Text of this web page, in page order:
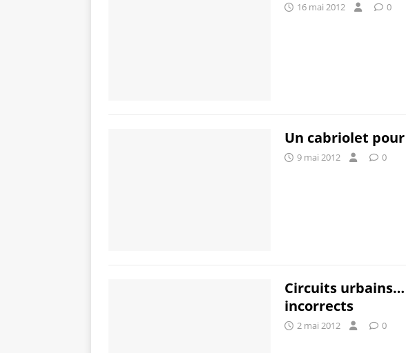
16 mai 2012 0
Un cabriolet pour
9 mai 2012 0
Circuits
incorrects
2 mai 2012 0